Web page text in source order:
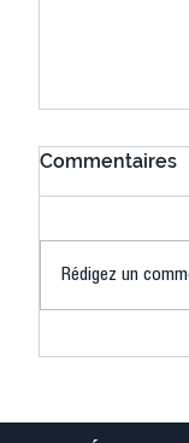
Commentaires
Rédigez un